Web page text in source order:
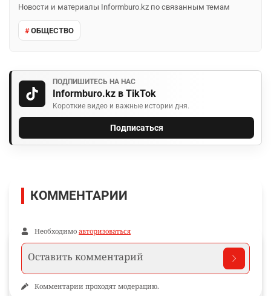
Новости и материалы Informburo.kz по связанным темам
ОБЩЕСТВО
ПОДПИШИТЕСЬ НА НАС
Informburo.kz в TikTok
Короткие видео и важные истории дня.
Подписаться
КОММЕНТАРИИ
Необходимо авторизоваться
Комментарии проходят модерацию.